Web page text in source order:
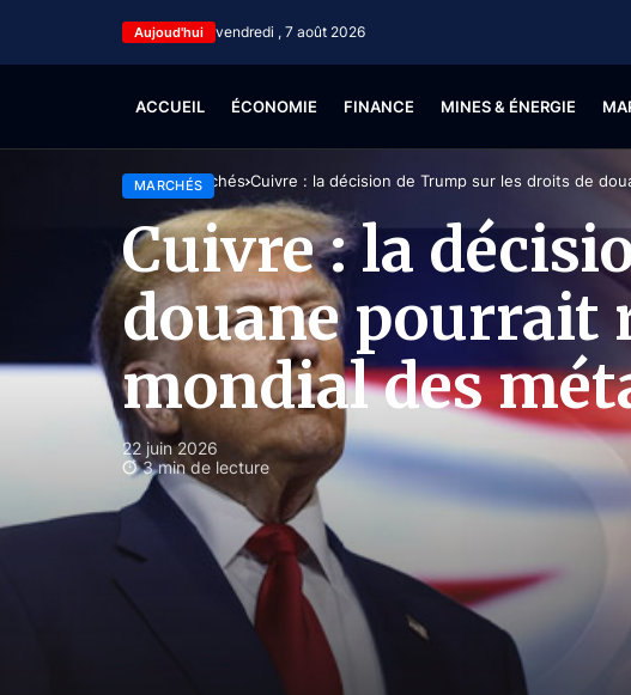
Aujoud'hui vendredi , 7 août 2026
ACCUEIL ÉCONOMIE FINANCE MINES & ÉNERGIE
Accueil Marchés Cuivre : la décision de Trump sur les droits de
MARCHÉS
Cuivre : la
douane pourrait
mondial des
22 juin 2026
3 min de lecture